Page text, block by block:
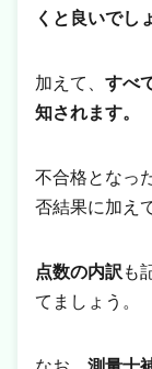
くと良いでし
加えて、 すべ
知されます。
不合格となっ
否結果に加え
点数の内訳 も
てましょう。